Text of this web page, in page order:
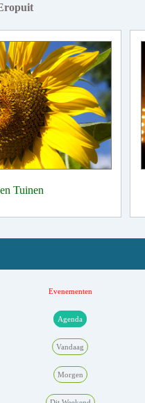
Tuinen
Evenementen
Agenda
Vandaag
Morgen